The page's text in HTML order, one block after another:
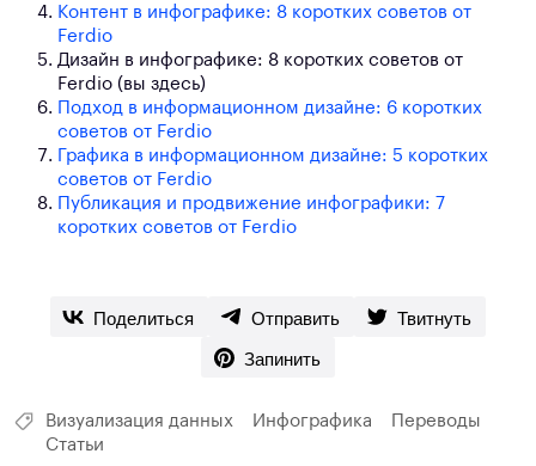
Контент в инфографике: 8 коротких советов от
Ferdio
Дизайн в инфографике: 8 коротких советов от
Ferdio (вы здесь)
Подход в информационном дизайне: 6 коротких
советов от Ferdio
Графика в информационном дизайне: 5 коротких
советов от Ferdio
Публикация и продвижение инфографики: 7
коротких советов от Ferdio
Поделиться Отправить
Твитнуть
Запинить
Визуализация данных Инфографика
Переводы
Статьи